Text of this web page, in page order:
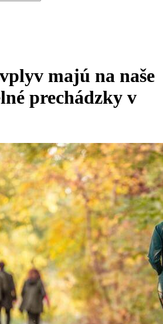
majú na naše
prechádzky v